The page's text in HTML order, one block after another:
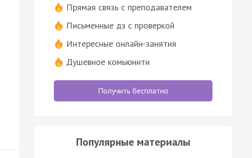
Прямая связь с преподавателем
Письменные дз с проверкой
Интересные онлайн-занятия
Душевное комьюнити
Получить бесплатно
Популярные материалы